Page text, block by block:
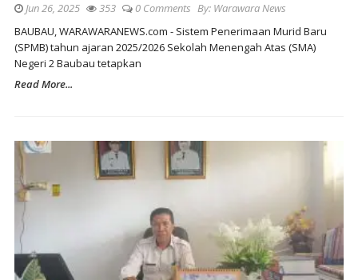
Jun 26, 2025 353 0 Comments By: Warawara News
BAUBAU, WARAWARANEWS.com - Sistem Penerimaan Murid Baru
(SPMB) tahun ajaran 2025/2026 Sekolah Menengah Atas (SMA)
Negeri 2 Baubau tetapkan
Read More...